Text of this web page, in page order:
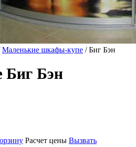
Маленькие шкафы-купе / Биг Бэн
Бэн
Расчет цены Вызвать